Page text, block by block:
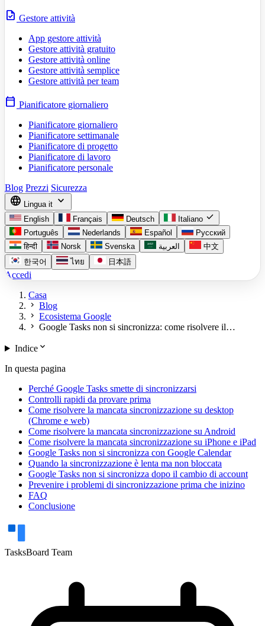
task Gestore attività
App gestore attività
Gestore attività gratuito
Gestore attività online
Gestore attività semplice
Gestore attività per team
calendar_today Pianificatore giornaliero
Pianificatore giornaliero
Pianificatore settimanale
Pianificatore di progetto
Pianificatore di lavoro
Pianificatore personale
Blog Prezzi Sicurezza
language Lingua it expand_more
English Français Deutsch Italiano check
Português Nederlands Español
Русский
हिन्दी
Norsk Svenska العربية
中文
한국어
ไทย 日本語
Accedi
Casa
chevron_right Blog
chevron_right Ecosistema Google
chevron_right Google Tasks non si sincronizza: come risolvere il…
Indiceexpand_more
In questa pagina
Perché Google Tasks smette di sincronizzarsi
Controlli rapidi da provare prima
Come risolvere la mancata sincronizzazione su desktop
(Chrome e web)
Come risolvere la mancata sincronizzazione su Android
Come risolvere la mancata sincronizzazione su iPhone e iPad
Google Tasks non si sincronizza con Google Calendar
Quando la sincronizzazione è lenta ma non bloccata
Google Tasks non si sincronizza dopo il cambio di account
Prevenire i problemi di sincronizzazione prima che inizino
FAQ
Conclusione
TasksBoard Team